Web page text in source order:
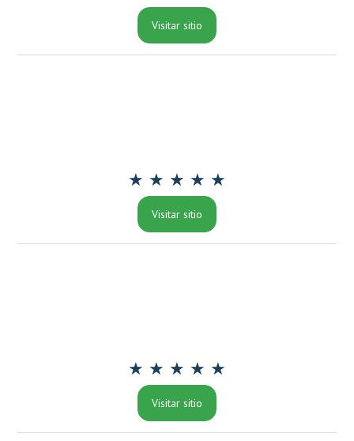
Visitar sitio
★ ★ ★ ★ ★
Visitar sitio
★ ★ ★ ★ ★
Visitar sitio